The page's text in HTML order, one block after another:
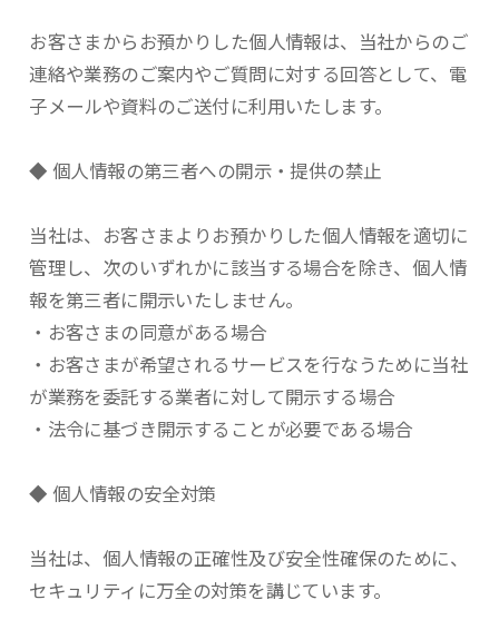
お客さまからお預かりした個人情報は、当社からのご
連絡や業務のご案内やご質問に対する回答として、電
子メールや資料のご送付に利用いたします。
◆ 個人情報の第三者への開示・提供の禁止
当社は、お客さまよりお預かりした個人情報を適切に
管理し、次のいずれかに該当する場合を除き、個人情
報を第三者に開示いたしません。
・お客さまの同意がある場合
・お客さまが希望されるサービスを行なうために当社
が業務を委託する業者に対して開示する場合
・法令に基づき開示することが必要である場合
◆ 個人情報の安全対策
当社は、個人情報の正確性及び安全性確保のために、
セキュリティに万全の対策を講じています。